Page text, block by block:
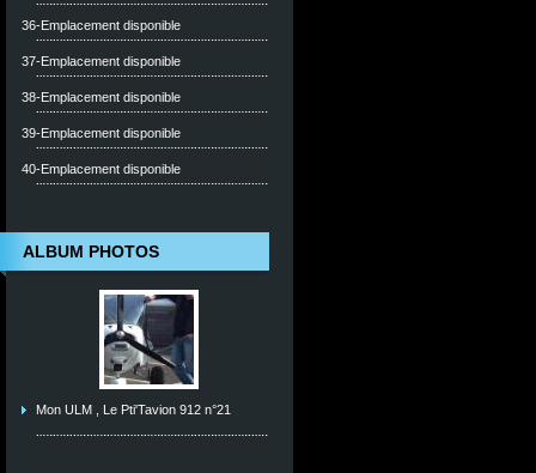
36-Emplacement disponible
37-Emplacement disponible
38-Emplacement disponible
39-Emplacement disponible
40-Emplacement disponible
ALBUM PHOTOS
Mon ULM , Le Pti'Tavion 912 n°21